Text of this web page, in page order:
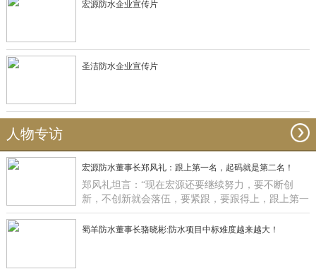
宏源防水企业宣传片
圣洁防水企业宣传片
人物专访
宏源防水董事长郑风礼：跟上第一名，起码就是第二名！
郑风礼坦言：“现在宏源还要继续努力，要不断创
新，不创新就会落伍，要紧跟，要跟得上，跟上第一
名，起码就是第二名了”。
蜀羊防水董事长骆晓彬:防水项目中标难度越来越大！